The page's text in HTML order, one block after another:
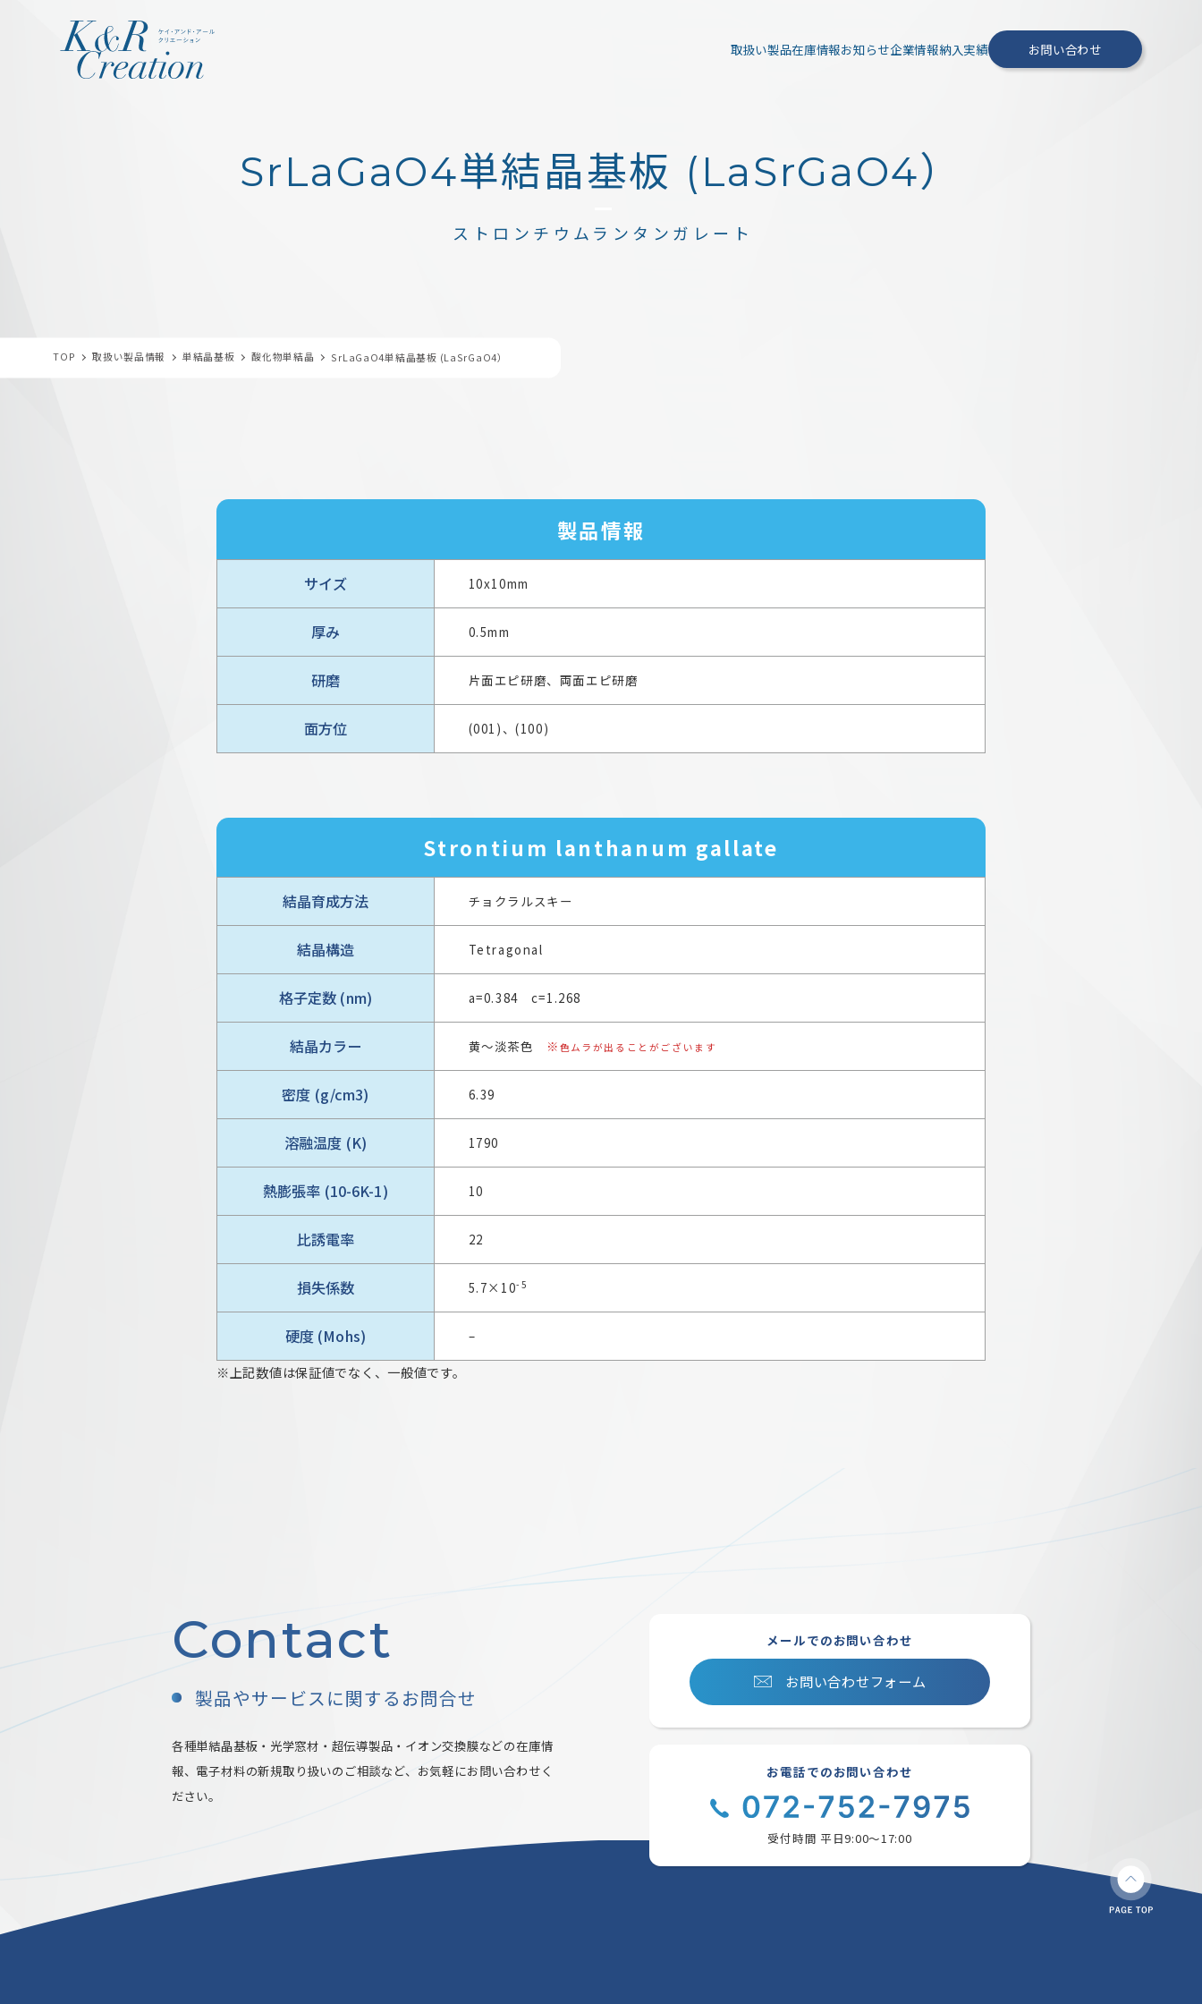
取扱い製品在庫情報お知らせ企業情報納入実績 お問い合わせ
SrLaGaO4単結晶基板 (LaSrGaO4）
ストロンチウムランタンガレート
TOP 取扱い製品情報 単結晶基板 酸化物単結晶 SrLaGaO4単結晶基板 (LaSrGaO4）
製品情報
サイズ 10x10mm
厚み 0.5mm
研磨 片面エピ研磨、両面エピ研磨
面方位 (001)、(100)
Strontium lanthanum gallate
結晶育成方法 チョクラルスキー
結晶構造 Tetragonal
格子定数 (nm) a=0.384 c=1.268
結晶カラー 黄～淡茶色 ※ 色ムラが出ることがございます
密度 (g/cm3) 6.39
溶融温度 (K) 1790
熱膨張率 (10-6K-1) 10
比誘電率 22
損失係数 5.7×10-5
硬度 (Mohs) –
※上記数値は保証値でなく、一般値です。
Contact
製品やサービスに関するお問合せ
各種単結晶基板・光学窓材・超伝導製品・イオン交換膜などの在庫情
報、電子材料の新規取り扱いのご相談など、お気軽にお問い合わせく
ださい。
メールでのお問い合わせ
お問い合わせフォーム
お電話でのお問い合わせ
受付時間 平日9:00〜17:00